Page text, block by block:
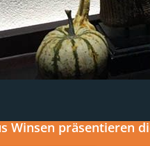
Winsen präsentieren